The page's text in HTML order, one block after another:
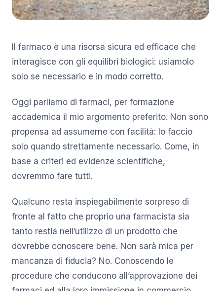
Il farmaco è una risorsa sicura ed efficace che
interagisce con gli equilibri biologici: usiamolo
solo se necessario e in modo corretto.
Oggi parliamo di farmaci, per formazione
accademica il mio argomento preferito. Non sono
propensa ad assumerne con facilità: lo faccio
solo quando strettamente necessario. Come, in
base a criteri ed evidenze scientifiche,
dovremmo fare tutti.
Qualcuno resta inspiegabilmente sorpreso di
fronte al fatto che proprio una farmacista sia
tanto restia nell’utilizzo di un prodotto che
dovrebbe conoscere bene. Non sarà mica per
mancanza di fiducia? No. Conoscendo le
procedure che conducono all’approvazione dei